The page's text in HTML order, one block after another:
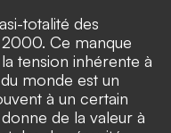
totalité des
Ce manque
tension inhérente à
monde est un
à un certain
de la valeur à